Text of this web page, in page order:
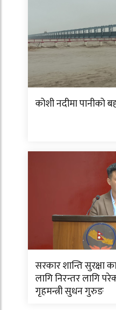
कोशी नदीमा पानीको
सरकार शान्ति सुरक्षा
लागि निरन्तर लागि
गृहमन्त्री सुधन गुरुङ